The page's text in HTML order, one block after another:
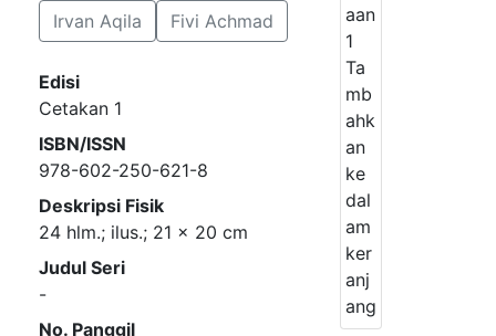
Irvan Aqila Fivi Achmad
Edisi
Cetakan 1
ISBN/ISSN
978-602-250-621-8
Deskripsi Fisik
24 hlm.; ilus.; 21 x 20 cm
Judul Seri
-
No. Panggil
aan
1
Ta
mb
ahk
an
ke
dal
am
ker
anj
ang